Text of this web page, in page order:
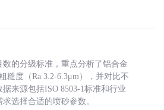
的分级标准，重点分析了铝合金
糙度（Ra 3.2-6.3μm），并对比不
来源包括ISO 8503-1标准和行业
选择合适的喷砂参数。